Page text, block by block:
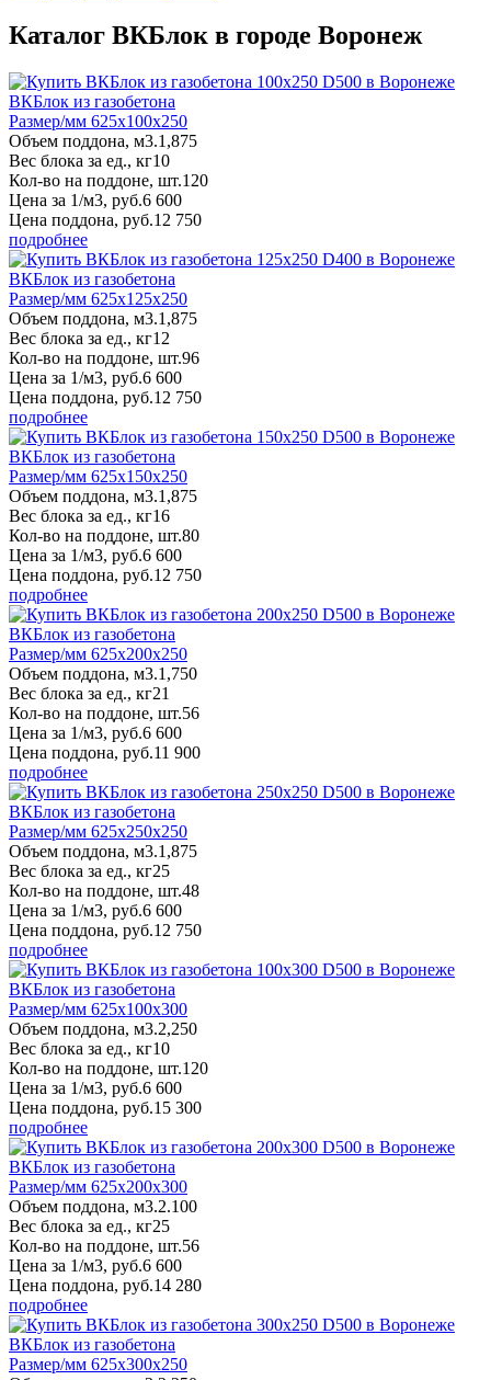
Каталог ВКБлок в городе Воронеж
ВКБлок из газобетона
Размер/мм 625x100x250
Объем поддона, м3.1,875
Вес блока за ед., кг10
Кол-во на поддоне, шт.120
Цена за 1/м3, руб.6 600
Цена поддона, руб.12 750
подробнее
ВКБлок из газобетона
Размер/мм 625x125x250
Объем поддона, м3.1,875
Вес блока за ед., кг12
Кол-во на поддоне, шт.96
Цена за 1/м3, руб.6 600
Цена поддона, руб.12 750
подробнее
ВКБлок из газобетона
Размер/мм 625x150x250
Объем поддона, м3.1,875
Вес блока за ед., кг16
Кол-во на поддоне, шт.80
Цена за 1/м3, руб.6 600
Цена поддона, руб.12 750
подробнее
ВКБлок из газобетона
Размер/мм 625x200x250
Объем поддона, м3.1,750
Вес блока за ед., кг21
Кол-во на поддоне, шт.56
Цена за 1/м3, руб.6 600
Цена поддона, руб.11 900
подробнее
ВКБлок из газобетона
Размер/мм 625x250x250
Объем поддона, м3.1,875
Вес блока за ед., кг25
Кол-во на поддоне, шт.48
Цена за 1/м3, руб.6 600
Цена поддона, руб.12 750
подробнее
ВКБлок из газобетона
Размер/мм 625x100x300
Объем поддона, м3.2,250
Вес блока за ед., кг10
Кол-во на поддоне, шт.120
Цена за 1/м3, руб.6 600
Цена поддона, руб.15 300
подробнее
ВКБлок из газобетона
Размер/мм 625x200x300
Объем поддона, м3.2.100
Вес блока за ед., кг25
Кол-во на поддоне, шт.56
Цена за 1/м3, руб.6 600
Цена поддона, руб.14 280
подробнее
ВКБлок из газобетона
Размер/мм 625x300x250